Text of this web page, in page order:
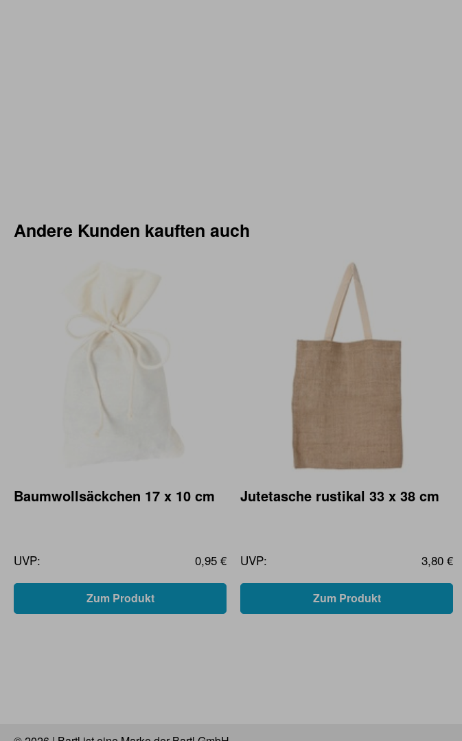
Andere Kunden kauften auch
Baumwollsäckchen 17 x 10 cm
UVP: 0,95 €
Zum Produkt
Jutetasche rustikal 33 x 38 cm
UVP: 3,80 €
Zum Produkt